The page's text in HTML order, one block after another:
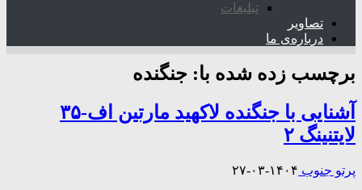
تبلیغات
تصاویر
درباره‌ی ما
برچسب زده شده با: جنگنده
آشنایی با جنگنده لاکهید مارتین اف-۳۵
لایتنینگ ۲
پرتو جنوب ۱۴۰۴-۰۳-۲۷